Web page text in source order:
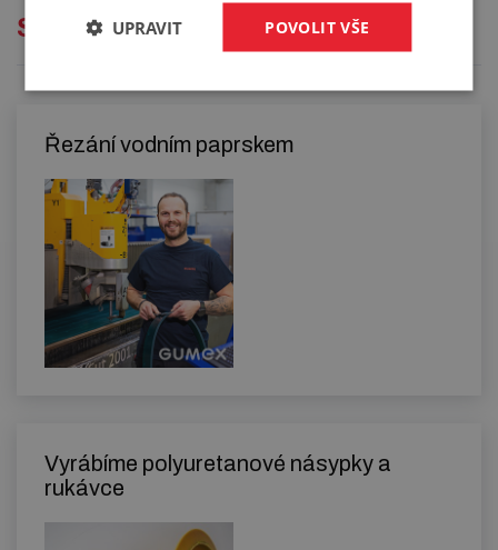
Služby
Řezání vodním paprskem
Vyrábíme polyuretanové násypky a
rukávce
POVOLIT VŠE
UPRAVIT